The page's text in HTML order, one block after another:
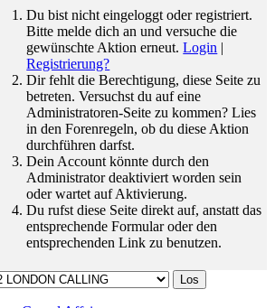
feiern.
›
da: wir
Februar
den
2023.
›
gehen
euer
Du bist nicht eingeloggt oder registriert.
Bitte melde dich an und versuche die
gewünschte Aktion erneut.Login |
Registrierung?
Dir fehlt die Berechtigung, diese Seite zu
betreten. Versuchst du auf eine
Administratoren-Seite zu kommen? Lies
in den Forenregeln, ob du diese Aktion
durchführen darfst.
Dein Account könnte durch den
Administrator deaktiviert worden sein
oder wartet auf Aktivierung.
Du rufst diese Seite direkt auf, anstatt das
entsprechende Formular oder den
entsprechenden Link zu benutzen.